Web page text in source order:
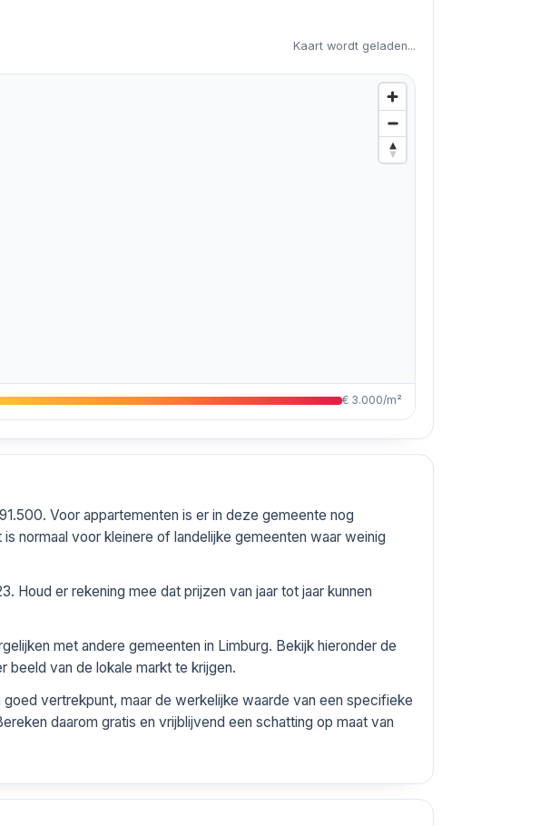
Kaart wordt geladen...
€ 3.000/m²
Voor appartementen is er in deze gemeente nog
normaal voor kleinere of landelijke gemeenten waar weinig
Houd er rekening mee dat prijzen van jaar tot jaar kunnen
met andere gemeenten in Limburg. Bekijk hieronder de
beeld van de lokale markt te krijgen.
vertrekpunt, maar de werkelijke waarde van een specifieke
daarom gratis en vrijblijvend een schatting op maat van